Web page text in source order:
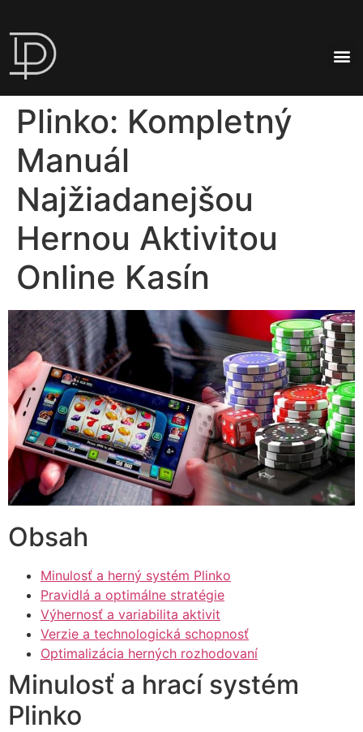
Plinko: Kompletný
Manuál
Najžiadanejšou
Hernou Aktivitou
Online Kasín
Obsah
Minulosť a herný systém Plinko
Pravidlá a optimálne stratégie
Výhernosť a variabilita aktivit
Verzie a technologická schopnosť
Optimalizácia herných rozhodovaní
Minulosť a hrací systém
Plinko